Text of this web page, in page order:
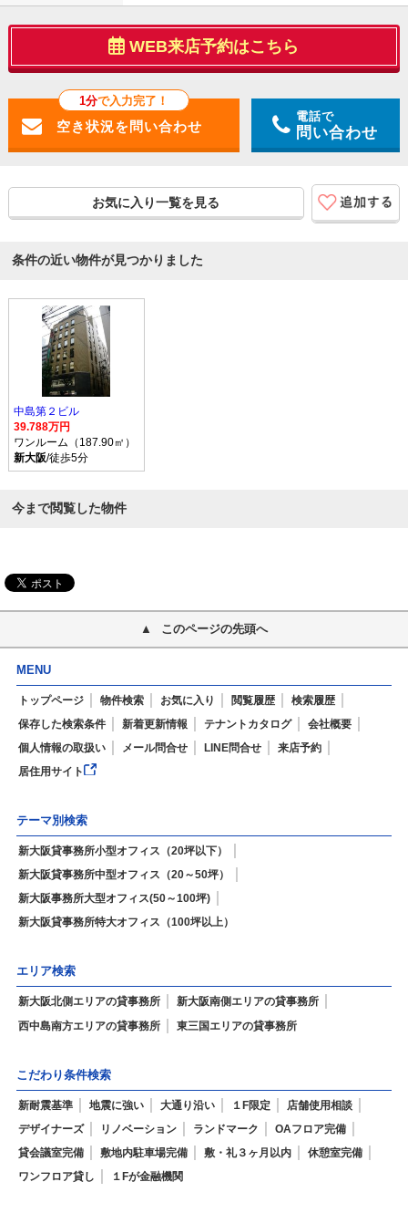
WEB来店予約はこちら
1分で入力完了！
電話で
問い合わせ
お気に入り一覧を見る
条件の近い物件が見つかりました
中島第２ビル
39.788万円
ワンルーム（187.90㎡）
新大阪/徒歩5分
今まで閲覧した物件
このページの先頭へ
MENU
トップページ 物件検索 お気に入り 閲覧履歴
検索履歴
保存した検索条件
新着更新情報 テナントカタログ
会社概要
個人情報の取扱い
メール問合せ LINE問合せ
来店予約
居住用サイト
テーマ別検索
新大阪貸事務所小型オフィス（20坪以下）
新大阪貸事務所中型オフィス（20～50坪）
新大阪事務所大型オフィス(50～100坪)
新大阪貸事務所特大オフィス（100坪以上）
エリア検索
新大阪北側エリアの貸事務所
新大阪南側エリアの貸事務所
西中島南方エリアの貸事務所
東三国エリアの貸事務所
こだわり条件検索
新耐震基準 地震に強い 大通り沿い １F限定
店舗使用相談
デザイナーズ
リノベーション ランドマーク
OAフロア完備
貸会議室完備
敷地内駐車場完備 敷・礼３ヶ月以内
休憩室完備
ワンフロア貸し
１Fが金融機関